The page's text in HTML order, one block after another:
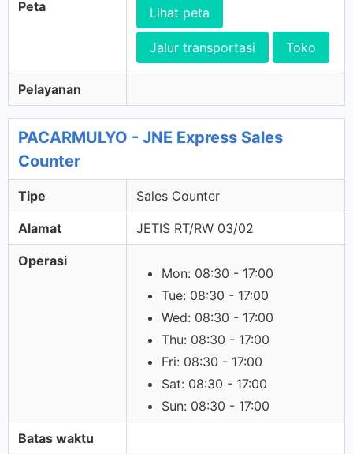
Peta Lihat peta
Jalur transportasi Toko
Pelayanan
PACARMULYO - JNE Express Sales
Counter
Tipe Sales Counter
Alamat JETIS RT/RW 03/02
Operasi
Mon: 08:30 - 17:00
Tue: 08:30 - 17:00
Wed: 08:30 - 17:00
Thu: 08:30 - 17:00
Fri: 08:30 - 17:00
Sat: 08:30 - 17:00
Sun: 08:30 - 17:00
Batas waktu